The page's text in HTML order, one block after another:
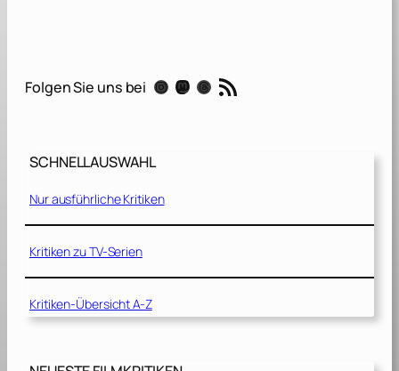
n
W
h
r
s
e
i
l
Folgen Sie uns bei Instagram Mastodon Threads RSS-Feed
SCHNELLAUSWAHL
Nur ausführliche Kritiken
Kritiken zu TV-Serien
Kritiken-Übersicht A-Z